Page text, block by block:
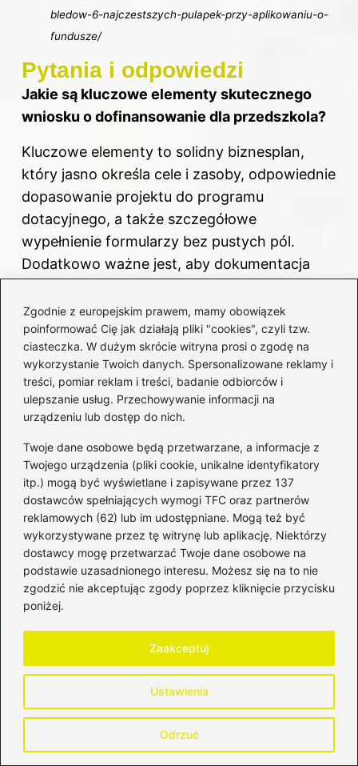
Zgodnie z europejskim prawem, mamy obowiązek
poinformować Cię jak działają pliki "cookies", czyli tzw.
ciasteczka. W dużym skrócie witryna prosi o zgodę na
wykorzystanie Twoich danych. Spersonalizowane reklamy i
treści, pomiar reklam i treści, badanie odbiorców i
ulepszanie usług. Przechowywanie informacji na
urządzeniu lub dostęp do nich.
Twoje dane osobowe będą przetwarzane, a informacje z
Twojego urządzenia (pliki cookie, unikalne identyfikatory
itp.) mogą być wyświetlane i zapisywane przez 137
dostawców spełniających wymogi TFC oraz partnerów
reklamowych (62) lub im udostępniane. Mogą też być
wykorzystywane przez tę witrynę lub aplikację. Niektórzy
dostawcy mogę przetwarzać Twoje dane osobowe na
podstawie uzasadnionego interesu. Możesz się na to nie
zgodzić nie akceptując zgody poprzez kliknięcie przycisku
poniżej.
Ustawienia
Odrzuć
Zaakceptuj
bledow-6-najczestszych-pulapek-przy-aplikowaniu-o-
fundusze/
Pytania i odpowiedzi
Jakie są kluczowe elementy skutecznego
wniosku o dofinansowanie dla przedszkola?
Kluczowe elementy to solidny biznesplan,
który jasno określa cele i zasoby, odpowiednie
dopasowanie projektu do programu
dotacyjnego, a także szczegółowe
wypełnienie formularzy bez pustych pól.
Dodatkowo ważne jest, aby dokumentacja
wymagane podpisy.
Dlaczego dopasowanie projektu do programu
dotacyjnego jest tak istotne?
Dopasowanie projektu do oczekiwań instytucji
oferujących dotacje zwiększa szanse na
pozytywne rozpatrzenie wniosku. Właściwe
dostosowanie planu do celów programu jest
kluczowe, aby udowodnić, że projekt jest
zgodny z misją dotującego.
Jakie błędy należy unikać podczas aplikacji o
dofinansowanie?
Należy unikać brakujących lub nieprawidłowo
wypełnionych dokumentów, które mogą
prowadzić do odrzucenia wniosku. Ważne jest
również, aby nie zostawiać pustych pól w
formularzach oraz dokładnie sprawdzić
wszystkie wymagane dokumenty przed